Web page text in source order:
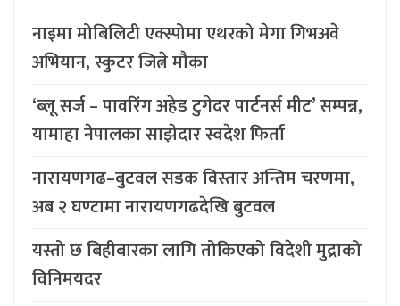
नाइमा मोबिलिटी एक्स्पोमा एथरको मेगा गिभअवे
अभियान, स्कुटर जित्ने मौका
‘ब्लू सर्ज – पावरिंग अहेड टुगेदर पार्टनर्स मीट’ सम्पन्न,
यामाहा नेपालका साझेदार स्वदेश फिर्ता
नारायणगढ–बुटवल सडक विस्तार अन्तिम चरणमा,
अब २ घण्टामा नारायणगढदेखि बुटवल
यस्तो छ बिहीबारका लागि तोकिएको विदेशी मुद्राको
विनिमयदर